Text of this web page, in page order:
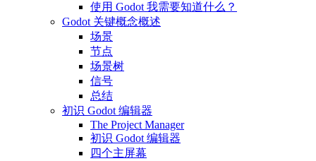
使用 Godot 我需要知道什么？
Godot 关键概念概述
场景
节点
场景树
信号
总结
初识 Godot 编辑器
The Project Manager
初识 Godot 编辑器
四个主屏幕